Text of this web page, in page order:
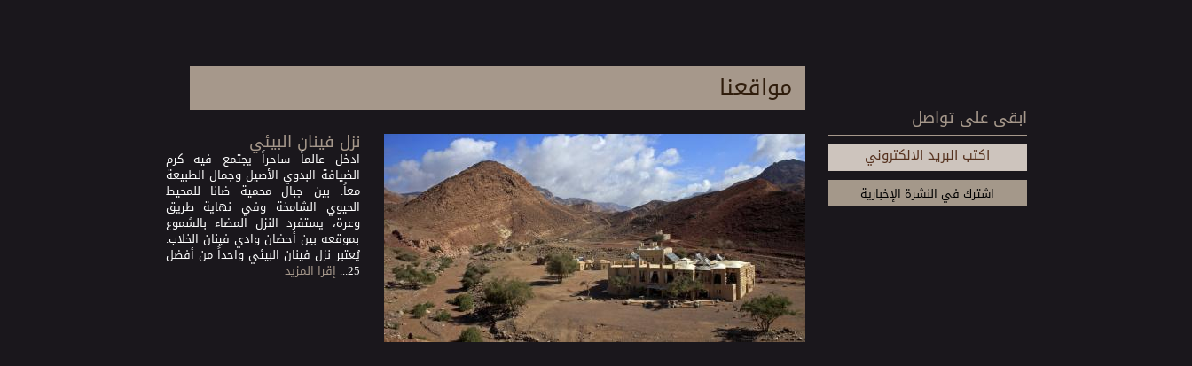
مواقعنا
نزل فينان البيئي
ادخل عالماً ساحراً يجتمع فيه كرم
الضيافة البدوي الأصيل وجمال الطبيعة
معاً. بين جبال محمية ضانا للمحيط
الحيوي الشامخة وفي نهاية طريق
وعرة، يستفرد النزل المضاء بالشموع
بموقعه بين أحضان وادي فينان الخلاب.
يُعتبر نزل فينان البيئي واحداً من أفضل
25... إقرا المزيد
ابقى على تواصل
اكتب البريد الالكتروني